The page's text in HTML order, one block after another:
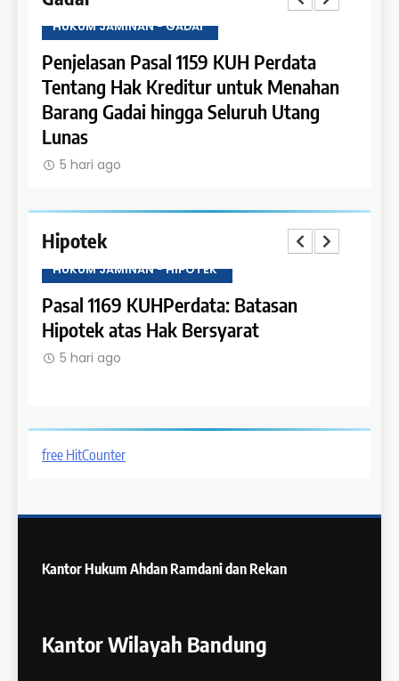
HUKUM JAMINAN - GADAI
Penjelasan Pasal 1158 KUH Perdata
Tentang Pengaturan Gadai atas Piutang
dan Pemanfaatan Bunganya
Hipotek
HUKUM JAMINAN - HIPOTEK
Pasal 1168 KUHPerdata: Kewenangan
dalam Pembebanan Hipotek
5 hari ago
free HitCounter
Kantor Hukum Ahdan Ramdani dan Rekan
Kantor Wilayah Bandung